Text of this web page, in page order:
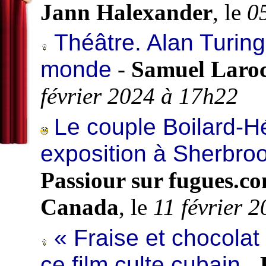
Jann Halexander, le
Théâtre. Alan
monde - Samuel
février 2024 à 17h22
Le couple Boilard-
exposition à
Passiour sur
Canada, le 11 février
« Fraise et